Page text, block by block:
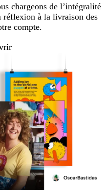
chargeons de l’intégralité
réflexion à la livraison des
compte.